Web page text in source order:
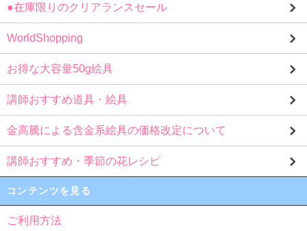
●在庫限りのクリアランスセール
WorldShopping
お得な大容量50g絵具
講師おすすめ道具・絵具
金高騰による含金系絵具の価格改定について
講師おすすめ・季節の花レシピ
コンテンツを見る
ご利用方法